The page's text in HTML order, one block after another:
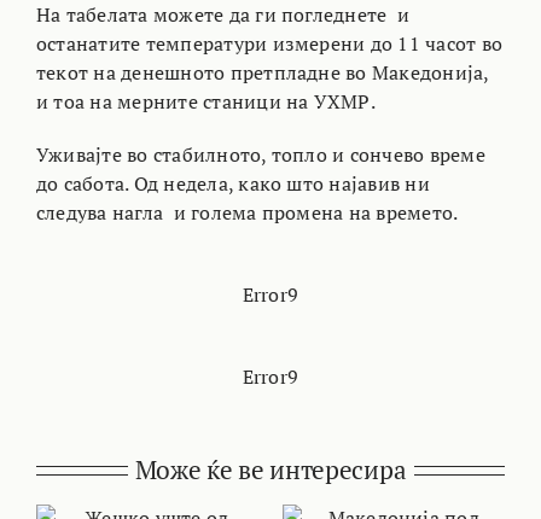
На табелата можете да ги погледнете и
останатите температури измерени до 11 часот во
текот на денешното претпладне во Македонија,
и тоа на мерните станици на УХМР.
Уживајте во стабилното, топло и сончево време
до сабота. Од недела, како што најавив ни
следува нагла и голема промена на времето.
Error9
Error9
Може ќе ве интересира